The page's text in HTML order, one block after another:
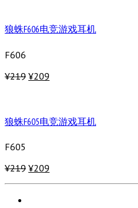
狼蛛F606电竞游戏耳机
F606
¥219 ¥209
狼蛛F605电竞游戏耳机
F605
¥219 ¥209